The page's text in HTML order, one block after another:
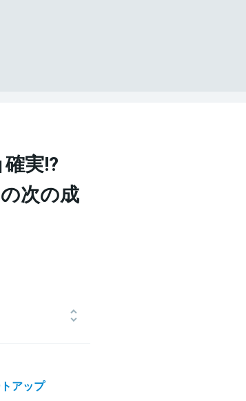
実!?
次の成
、支援先化粧品会
ト運営会社）など
アップ